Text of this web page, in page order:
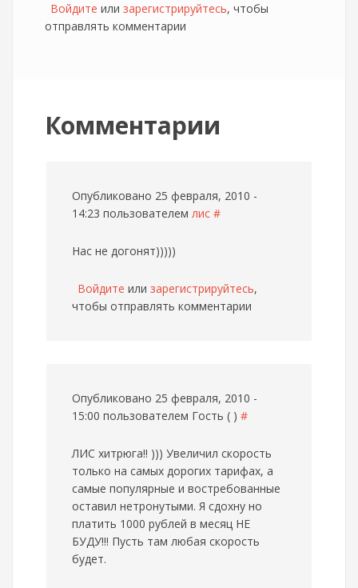
Войдите или зарегистрируйтесь, чтобы
отправлять комментарии
Комментарии
Опубликовано 25 февраля, 2010 -
14:23 пользователем лис #
Нас не догонят)))))
Войдите или зарегистрируйтесь,
чтобы отправлять комментарии
Опубликовано 25 февраля, 2010 -
15:00 пользователем Гость ( ) #
ЛИС хитрюга!! ))) Увеличил скорость
только на самых дорогих тарифах, а
самые популярные и востребованные
оставил нетронутыми. Я сдохну но
платить 1000 рублей в месяц НЕ
БУДУ!!! Пусть там любая скорость
будет.